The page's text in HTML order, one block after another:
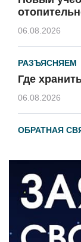
06.08.2026
РАЗЪЯСНЯЕМ
Где
06.08.2026
ОБРАТНАЯ
ВЛАСТЬ
День
06.08.2026